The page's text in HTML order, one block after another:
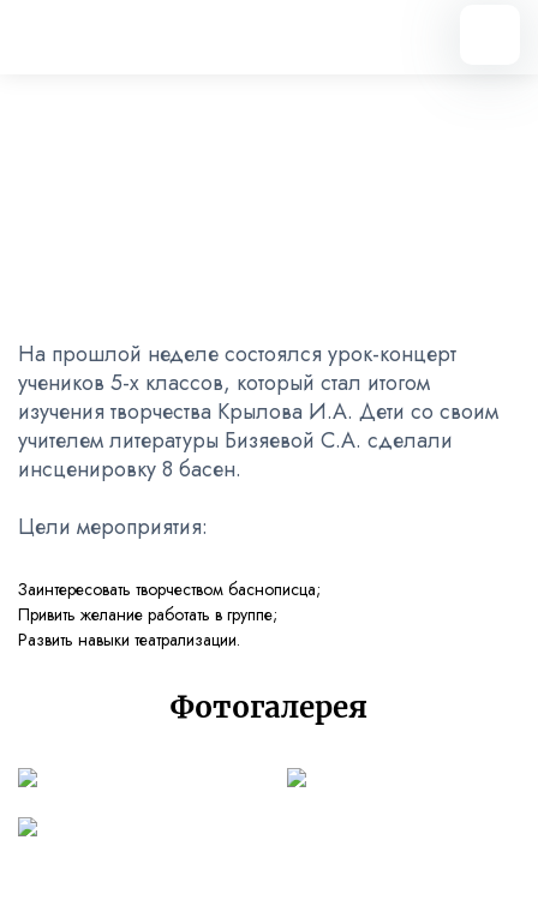
На прошлой неделе состоялся урок-концерт
учеников 5-х классов, который стал итогом
изучения творчества Крылова И.А. Дети со своим
учителем литературы Бизяевой С.А. сделали
инсценировку 8 басен.
Цели мероприятия:
Заинтересовать творчеством баснописца;
Привить желание работать в группе;
Развить навыки театрализации.
Фотогалерея